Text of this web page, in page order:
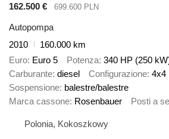
162.500 € 699.600 PLN
Autopompa
2010
160.000 km
Euro Euro 5 Potenza 340 HP (250
Carburante diesel Configurazione 4x4
Sospensione balestre/balestre
Marca cassone Rosenbauer Posti a
Polonia, Kokoszkowy